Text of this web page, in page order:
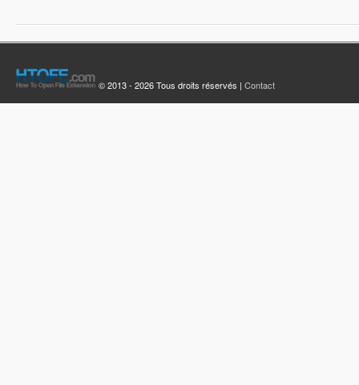
© 2013 - 2026 Tous droits réservés | Contact